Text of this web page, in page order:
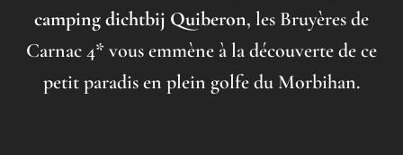
camping dichtbij Quiberon, les Bruyères de
Carnac 4* vous emmène à la découverte de ce
petit paradis en plein golfe du Morbihan.